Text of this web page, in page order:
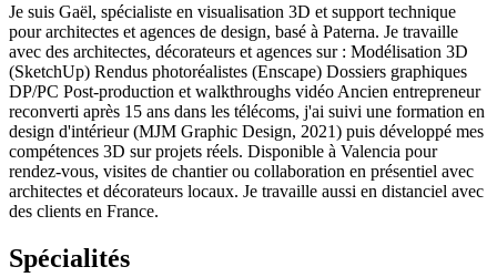
Je suis Gaël, spécialiste en visualisation 3D et support technique
pour architectes et agences de design, basé à Paterna. Je travaille
avec des architectes, décorateurs et agences sur : Modélisation 3D
(SketchUp) Rendus photoréalistes (Enscape) Dossiers graphiques
DP/PC Post-production et walkthroughs vidéo Ancien entrepreneur
reconverti après 15 ans dans les télécoms, j'ai suivi une formation en
design d'intérieur (MJM Graphic Design, 2021) puis développé mes
compétences 3D sur projets réels. Disponible à Valencia pour
rendez-vous, visites de chantier ou collaboration en présentiel avec
architectes et décorateurs locaux. Je travaille aussi en distanciel avec
des clients en France.
Spécialités